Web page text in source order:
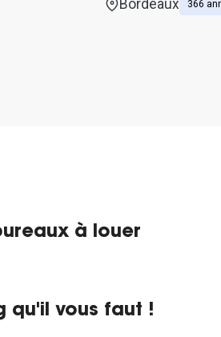
Bordeaux 366
à louer
qu'il vous faut !